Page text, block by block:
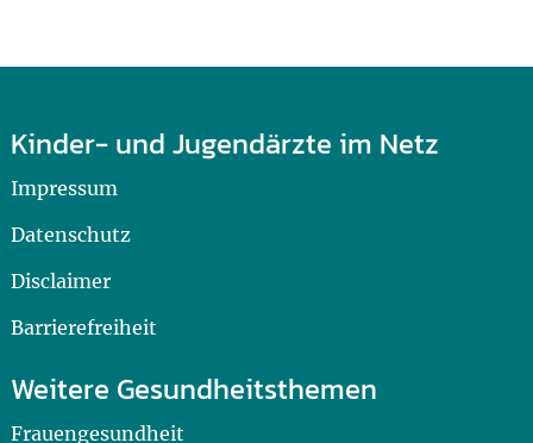
Kinder- und Jugendärzte im Netz
Impressum
Datenschutz
Disclaimer
Barrierefreiheit
Weitere Gesundheitsthemen
Frauengesundheit